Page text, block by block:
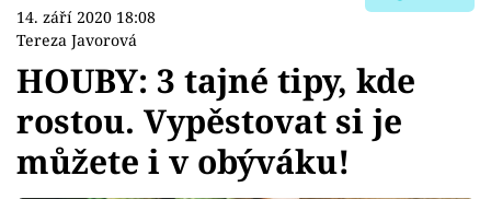
Témata
Bydlení
14. září 2020 18:08
Tereza Javorová
HOUBY: 3 tajné tipy, kde
rostou. Vypěstovat si je
můžete i v obýváku!